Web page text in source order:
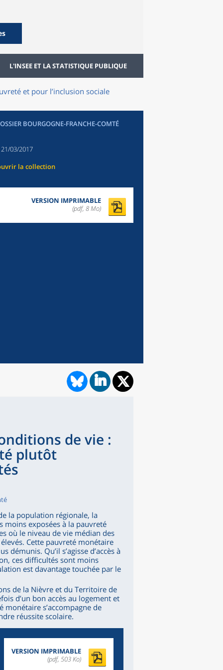
L'INSEE ET LA STATISTIQUE PUBLIQUE
et pour l’inclusion sociale
BOURGOGNE-FRANCHE-COMTÉ
21/03/2017
la collection
VERSION IMPRIMABLE
(pdf, 8 Mo)
de vie :
plutôt
la population régionale, la
moins exposées à la pauvreté
où le niveau de vie médian des
Cette pauvreté monétaire
Qu’il s’agisse d’accès à
ces difficultés sont moins
est davantage touchée par le
de la Nièvre et du Territoire de
d’un bon accès au logement et
monétaire s’accompagne de
réussite scolaire.
VERSION IMPRIMABLE
(pdf, 503 Ko)